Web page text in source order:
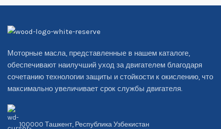
Моторные масла, представленные в нашем каталоге,
обеспечивают наилучший уход за двигателем благодаря
сочетанию технологии защиты и стойкости к окислению, что
максимально увеличивает срок службы двигателя.
100000 Ташкент, Республика Узбекистан